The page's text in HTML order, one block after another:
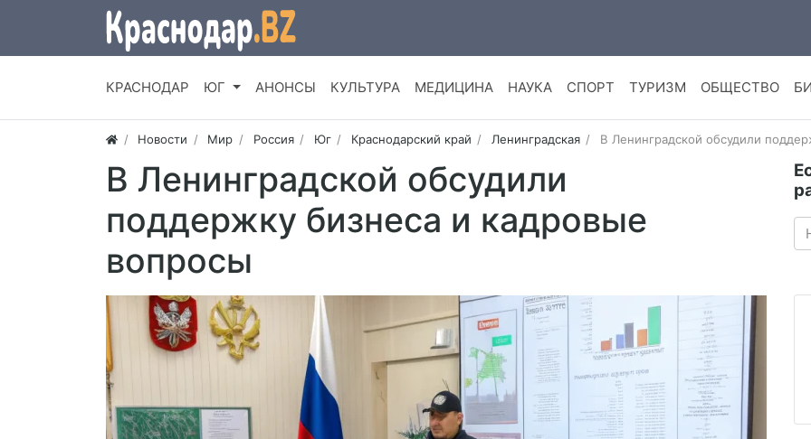
КРАСНОДАР ЮГ АНОНСЫ КУЛЬТУРА МЕДИЦИНА НАУКА СПОРТ ТУРИЗМ ОБЩЕСТВО
Новости Мир Россия Юг Краснодарский край Ленинградская В Ленинградской обсудили
В Ленинградской обсудили
поддержку бизнеса и кадровые
вопросы